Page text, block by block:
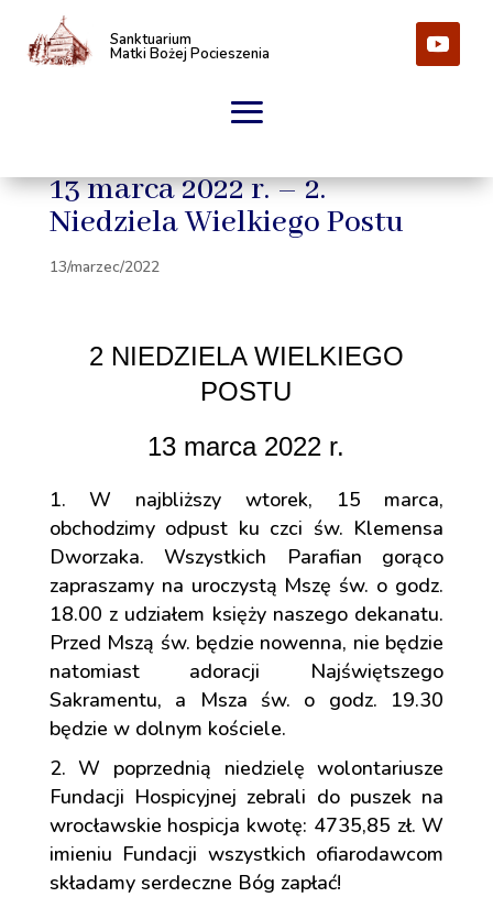
Sanktuarium
Matki Bożej Pocieszenia
13 marca 2022 r. – 2.
Niedziela Wielkiego Postu
13/marzec/2022
2 NIEDZIELA WIELKIEGO
POSTU
13 marca 2022 r.
W najbliższy wtorek, 15 marca,
obchodzimy odpust ku czci św. Klemensa
Dworzaka. Wszystkich Parafian gorąco
zapraszamy na uroczystą Mszę św. o godz.
18.00 z udziałem księży naszego dekanatu.
Przed Mszą św. będzie nowenna, nie będzie
natomiast adoracji Najświętszego
Sakramentu, a Msza św. o godz. 19.30
będzie w dolnym kościele.
W poprzednią niedzielę wolontariusze
Fundacji Hospicyjnej zebrali do puszek na
wrocławskie hospicja kwotę: 4735,85 zł. W
imieniu Fundacji wszystkich ofiarodawcom
składamy serdeczne Bóg zapłać!